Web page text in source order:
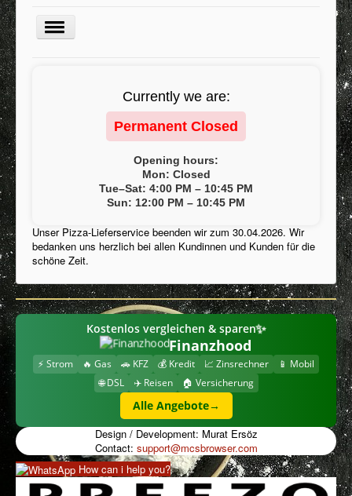
Minimum order value
Contact / Suggestions
Conditions
Imprint
Ingredients / Allergens
Frequently Asked Questions
Privacy Policy
My Account
Download Menu
Cookies Information
Currently we are:
Permanent Closed
Opening hours:
Mon: Closed
Tue–Sat: 4:00 PM – 10:45 PM
Sun: 12:00 PM – 10:45 PM
Unser Pizza-Lieferservice beenden wir zum 30.04.2026. Wir
bedanken uns herzlich bei allen Kundinnen und Kunden für die
schöne Zeit.
Finanzhood
⚡ Strom 🔥 Gas 🚗 KFZ 💰 Kredit 📈 Zinsrechner
📱 Mobil
🌐 DSL
✈️ Reisen 🏠 Versicherung
Kostenlos vergleichen & sparen✨
Alle Angebote→
Design / Development: Murat Ersöz
Contact: support@mcsbrowser.com
How can i help you?